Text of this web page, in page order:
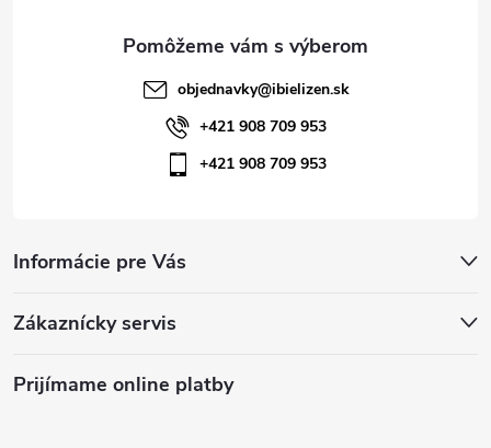
Informácie pre Vás
Zákaznícky servis
Prijímame online platby
objednavky@ibielizen.sk
+421 908 709 953
+421 908 709 953